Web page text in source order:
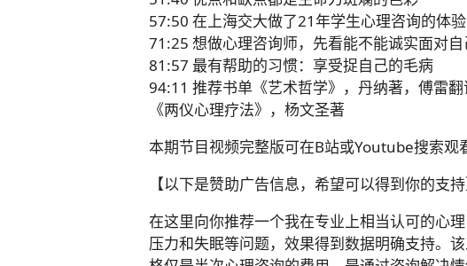
57:50 在上海交大做了21年学生心理咨询的体验
71:25 想做心理咨询师，先看能不能诚实面对自
81:57 最有帮助的习惯：享受捉自己的毛病
94:11 推荐书单《艺术哲学》，丹纳著，傅雷翻
《两仪心理疗法》，杨文圣著
本期节目视频完整版可在B站或Youtube搜索观
【以下是赞助广告信息，希望可以得到你的支持
在这里向你推荐一个我在专业上相当认可的心
压力和失眠等问题，效果得到数据明确支持。